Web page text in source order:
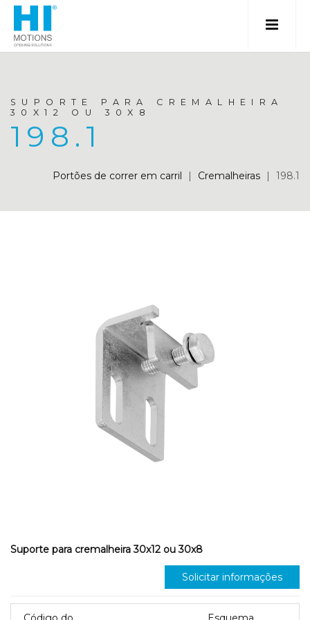
SUPORTE PARA CREMALHEIRA
30X12 OU 30X8
198.1
Portões de correr em carril | Cremalheiras | 198.1
Suporte para cremalheira 30x12 ou 30x8
Solicitar informações